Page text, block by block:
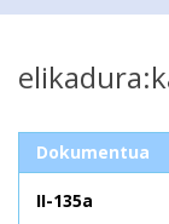
Dokumentua
II-135a